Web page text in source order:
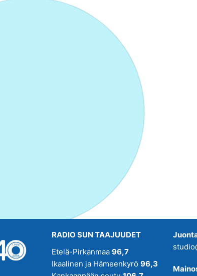
RADIO SUN TAAJUUDET
Etelä-Pirkanmaa 96,7
Ikaalinen ja Hämeenkyrö 96,3